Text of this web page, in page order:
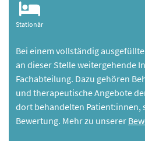
Stationär
Bei einem vollständig
an dieser Stelle weitergehende
Fachabteilung. Dazu gehören
und therapeutische Angebote
dort behandelten Patient:innen,
Bewertung. Mehr zu unserer